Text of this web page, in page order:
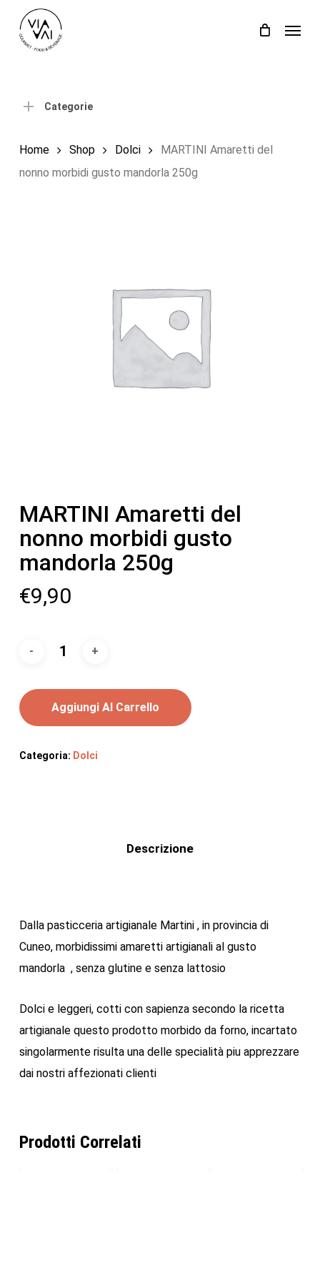
Carrello Close
Categorie
Home Shop Dolci
MARTINI Amaretti del
nonno morbidi gusto mandorla 250g
MARTINI Amaretti del
nonno morbidi gusto
mandorla 250g
€9,90
Aggiungi Al Carrello
Categoria: Dolci
Descrizione
Dalla pasticceria artigianale Martini , in provincia di
Cuneo, morbidissimi amaretti artigianali al gusto
mandorla , senza glutine e senza lattosio
Dolci e leggeri, cotti con sapienza secondo la ricetta
artigianale questo prodotto morbido da forno, incartato
singolarmente risulta una delle specialità piu apprezzare
dai nostri affezionati clienti
Prodotti Correlati